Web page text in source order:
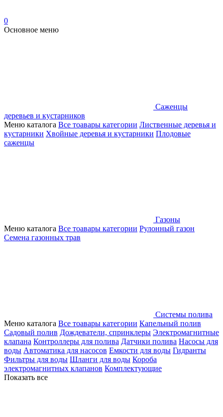
0
Основное меню
Саженцы
деревьев и кустарников
Меню каталога Все тоавары категории Лиственные деревья и
кустарники Хвойные деревья и кустарники Плодовые
саженцы
Газоны
Меню каталога Все тоавары категории Рулонный газон
Семена газонных трав
Системы полива
Меню каталога Все тоавары категории Капельный полив
Садовый полив Дождеватели, спринклеры Электромагнитные
клапана Контроллеры для полива Датчики полива Насосы для
воды Автоматика для насосов Емкости для воды Гидранты
Фильтры для воды Шланги для воды Короба
электромагнитных клапанов Комплектующие
Показать все